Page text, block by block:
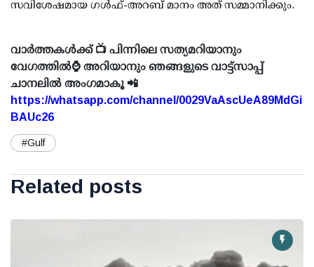
സവിശേഷമായ ഗൾഫ്-അറബ് മാനം അത് സമ്മാനിക്കും.
വാർത്തകൾക്ക് 📺 പിന്നിലെ സത്യമറിയാനും
വേഗത്തിൽ⌚ അറിയാനും ഞങ്ങളുടെ വാട്ട്സാപ്പ്
ചാനലിൽ അംഗമാകൂ 📲
https://whatsapp.com/channel/0029VaAscUeA89MdGi
BAUc26
#Gulf
Related posts